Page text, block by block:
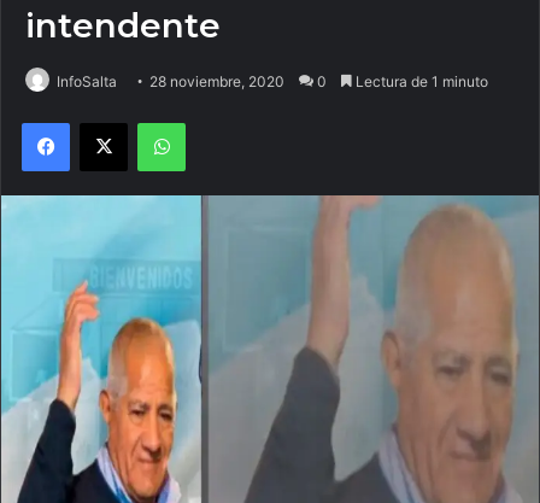
intendente
InfoSalta 28 noviembre, 2020 0 Lectura de 1 minuto
Facebook
X WhatsApp